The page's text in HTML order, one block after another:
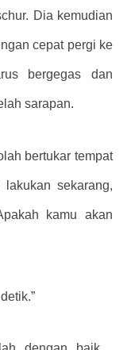
Dia kemudian
cepat pergi ke
bergegas dan
sarapan.
bertukar tempat
sekarang,
kamu akan